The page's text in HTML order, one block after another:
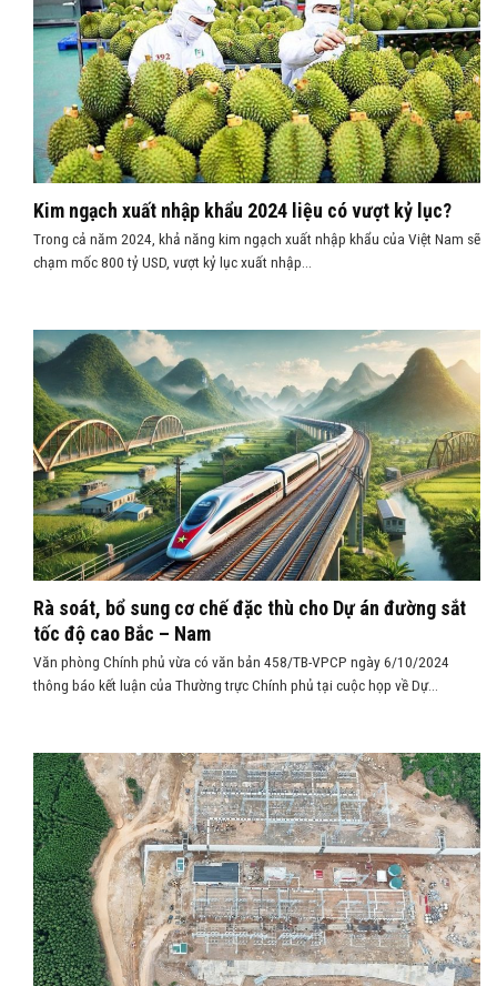
Kim ngạch xuất nhập khẩu 2024 liệu có vượt kỷ lục?
Trong cả năm 2024, khả năng kim ngạch xuất nhập khẩu của Việt Nam sẽ
chạm mốc 800 tỷ USD, vượt kỷ lục xuất nhập...
Rà soát, bổ sung cơ chế đặc thù cho Dự án đường sắt
tốc độ cao Bắc – Nam
Văn phòng Chính phủ vừa có văn bản 458/TB-VPCP ngày 6/10/2024
thông báo kết luận của Thường trực Chính phủ tại cuộc họp về Dự...